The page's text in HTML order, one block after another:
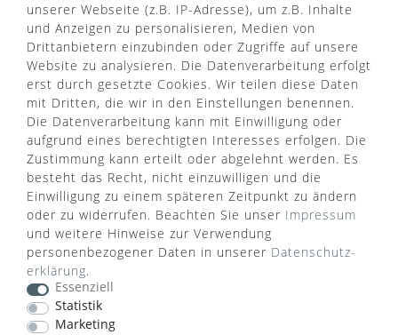
VERSANDART
WUSSTEN SIE SCHON?
Das Käufersiegel des Händlerbunds garantiert Ihnen
100%.-ige Zahlungssicherheit, größtmöglichen
unserer Webseite (z.B. IP-Adresse), um z.B. Inhalte
und Anzeigen zu personalisieren, Medien von
Drittanbietern einzubinden oder Zugriffe auf unsere
Website zu analysieren. Die Datenverarbeitung erfolgt
erst durch gesetzte Cookies. Wir teilen diese Daten
mit Dritten, die wir in den Einstellungen benennen.
Die Datenverarbeitung kann mit Einwilligung oder
aufgrund eines berechtigten Interesses erfolgen. Die
Zustimmung kann erteilt oder abgelehnt werden. Es
besteht das Recht, nicht einzuwilligen und die
Einwilligung zu einem späteren Zeitpunkt zu ändern
oder zu widerrufen. Beachten Sie unser Impressum
und weitere Hinweise zur Verwendung
personenbezogener Daten in unserer Daten­schutz­
erklärung.
Essenziell
Statistik
Marketing